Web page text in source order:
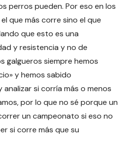
perros pueden. Por eso en los
que más corre sino el que
que esto es una
y resistencia y no de
galgueros siempre hemos
y hemos sabido
si corría más o menos
por lo que no sé porque un
un campeonato si eso no
si corre más que su